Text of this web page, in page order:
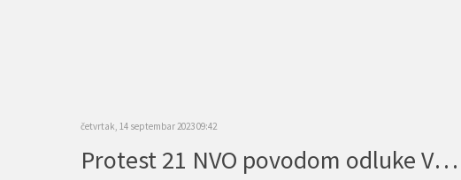
četvrtak, 14 septembar 2023 09:42
Protest 21 NVO povodom odluke Vlade Crne Gore da za organizovanje svjetske izložbe EXPO 2030 podrži Saudijsku Arabiju